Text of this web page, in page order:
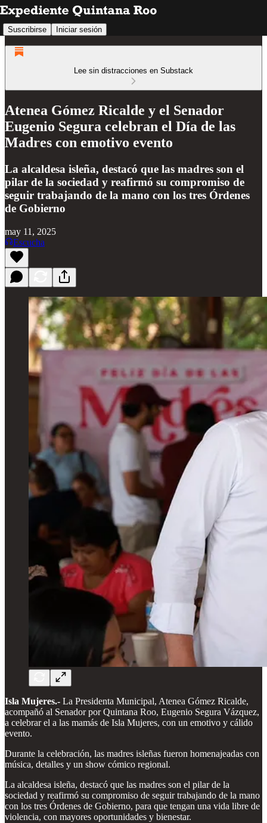
Suscribirse Iniciar sesión
Lee sin distracciones en Substack
Atenea Gómez Ricalde y el Senador
Eugenio Segura celebran el Día de las
Madres con emotivo evento
La alcaldesa isleña, destacó que las madres son el
pilar de la sociedad y reafirmó su compromiso de
seguir trabajando de la mano con los tres Órdenes
de Gobierno
may 11, 2025
Escucha
Isla Mujeres.- La Presidenta Municipal, Atenea Gómez Ricalde,
acompañó al Senador por Quintana Roo, Eugenio Segura Vázquez,
a celebrar el a las mamás de Isla Mujeres, con un emotivo y cálido
evento.
Durante la celebración, las madres isleñas fueron homenajeadas con
música, detalles y un show cómico regional.
La alcaldesa isleña, destacó que las madres son el pilar de la
sociedad y reafirmó su compromiso de seguir trabajando de la mano
con los tres Órdenes de Gobierno, para que tengan una vida libre de
violencia, con mayores oportunidades y bienestar.